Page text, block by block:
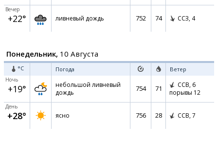
Вечер
+22° ливневый дождь 752 74 ССЗ, 4
Понедельник, 10 Августа
°C Погода Ветер
Ночь
+19°
небольшой ливневый
дождь
754 71 ССВ, 6
порывы 12
День
+28° ясно 756 28 ССВ, 7